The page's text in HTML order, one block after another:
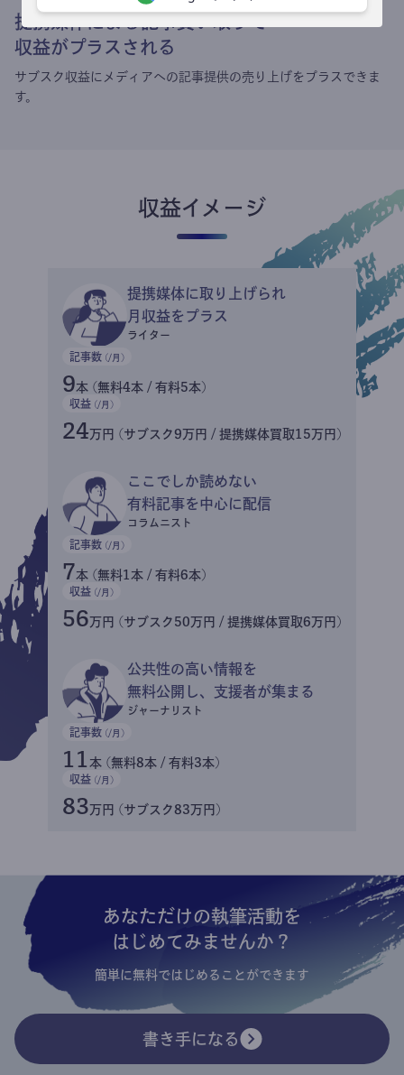
提携媒体による記事買い取りで
収益がプラスされる
サブスク収益にメディアへの記事提供の売り上げをプラスできま
す。
収益イメージ
提携媒体に取り上げられ
月収益をプラス
ライター
記事数 (/月)
9本 (無料4本 / 有料5本)
収益 (/月)
24万円 (サブスク9万円 / 提携媒体買取15万円)
ここでしか読めない
有料記事を中心に配信
コラムニスト
記事数 (/月)
7本 (無料1本 / 有料6本)
収益 (/月)
56万円 (サブスク50万円 / 提携媒体買取6万円)
公共性の高い情報を
無料公開し、支援者が集まる
ジャーナリスト
記事数 (/月)
11 本 (無料8本 / 有料3本)
収益 (/月)
83万円 (サブスク83万円)
あなただけの執筆活動を
はじめてみませんか？
簡単に無料ではじめることができます
書き手になる